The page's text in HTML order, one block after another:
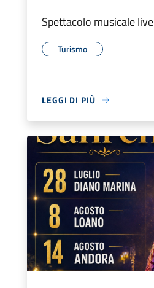
Spettacolo musicale live
Turismo
LEGGI DI PIÙ